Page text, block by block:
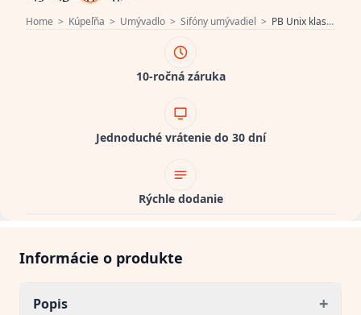
Home > Kúpeľňa > Umývadlo > Sifóny umývadiel > PB Unix klasický pohárový sifón kov bronz 1208676972
10-ročná záruka
Jednoduché vrátenie do 30 dní
Rýchle dodanie
Informácie o produkte
Popis +